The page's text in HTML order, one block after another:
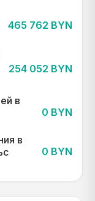
465 762 BYN
254 052 BYN
в
0 BYN
в
0 BYN